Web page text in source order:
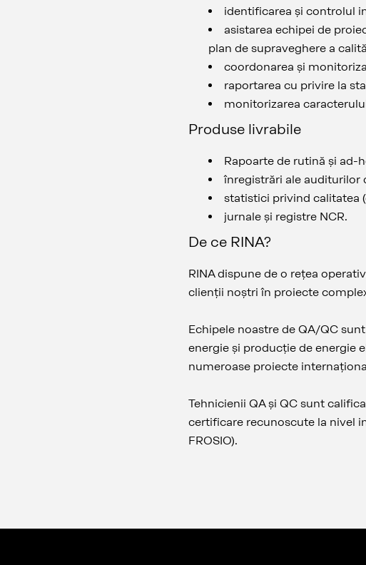
identificarea și controlul
asistarea echipei de
plan de supraveghere a
coordonarea și
raportarea cu privire la
monitorizarea
Produse livrabile
Rapoarte de rutină și ad-
înregistrări ale auditurilor
statistici privind calitatea
jurnale și registre NCR.
De ce RINA?
RINA dispune de o rețea
clienții noștri în proiecte
Echipele noastre de QA/QC
energie și producție de energie
numeroase proiecte
Tehnicienii QA și QC sunt
certificare recunoscute la nivel
FROSIO).